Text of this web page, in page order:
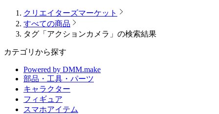
クリエイターズマーケット
すべての商品
タグ「アクションカメラ」の検索結果
カテゴリから探す
Powered by DMM.make
部品・工具・パーツ
キャラクター
フィギュア
スマホアイテム